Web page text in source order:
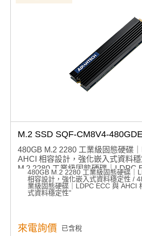
M.2 SSD SQF-CM8V4-
480GB M.2 2280 工業級固態硬碟
AHCI 相容設計，強化嵌入式資料
M.2 2280 工業級固態硬碟｜LDPC
容設計，強化嵌入式資料穩定性"
480GB M.2 2280 工業級固態硬碟｜
相容設計，強化嵌入式資料穩定性 /
業級固態硬碟｜LDPC ECC 與 AHCI
式資料穩定性"
來電詢價 已含稅